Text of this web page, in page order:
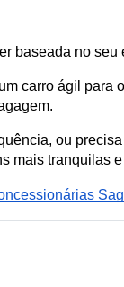
baseada no
carro ágil para
ou
mais tranquilas